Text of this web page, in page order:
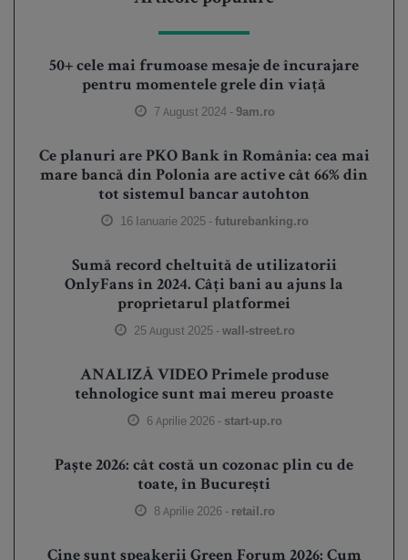
50+ cele mai frumoase mesaje de încurajare
pentru momentele grele din viață
7 August 2024 -9am.ro
Ce planuri are PKO Bank în România: cea mai
mare bancă din Polonia are active cât 66% din
tot sistemul bancar autohton
16 Ianuarie 2025 -futurebanking.ro
Sumă record cheltuită de utilizatorii
OnlyFans în 2024. Câți bani au ajuns la
proprietarul platformei
25 August 2025 -wall-street.ro
ANALIZĂ VIDEO Primele produse
tehnologice sunt mai mereu proaste
6 Aprilie 2026 - start-up.ro
Paște 2026: cât costă un cozonac plin cu de
toate, în București
8 Aprilie 2026 - retail.ro
Cine sunt speakerii Green Forum 2026: Cum